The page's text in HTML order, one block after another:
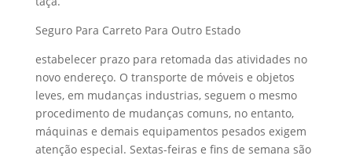
Seguro Para Carreto Para Outro Estado
estabelecer prazo para retomada das atividades no
novo endereço. O transporte de móveis e objetos
leves, em mudanças industrias, seguem o mesmo
procedimento de mudanças comuns, no entanto,
máquinas e demais equipamentos pesados exigem
atenção especial. Sextas-feiras e fins de semana são